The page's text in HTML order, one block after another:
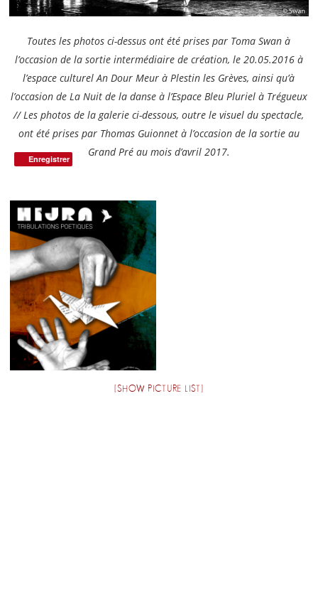
Toutes les photos ci-dessus ont été prises par Toma Swan à
l’occasion de la sortie intermédiaire de création, le 20.05.2016 à
l’espace culturel An Dour Meur à Plestin les Grèves, ainsi qu’à
l’occasion de La Nuit de la danse à l’Espace Bleu Pluriel à Trégueux
// Les photos de la galerie ci-dessous, outre le visuel du spectacle,
ont été prises par Thomas Guionnet à l’occasion de la sortie au
Grand Pré au mois d’avril 2017.
[SHOW PICTURE LIST]
Enregistrer